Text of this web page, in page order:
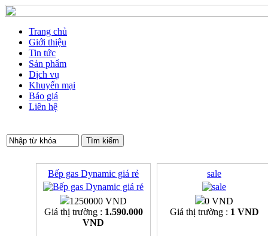
Trang chủ
Giới thiệu
Tin tức
Sản phẩm
Dịch vụ
Khuyến mại
Báo giá
Liên hệ
Bếp gas Dynamic giá rẻ
1250000 VND
Giá thị trường : 1.590.000
VND
sale
0 VND
Giá thị trường : 1 VND